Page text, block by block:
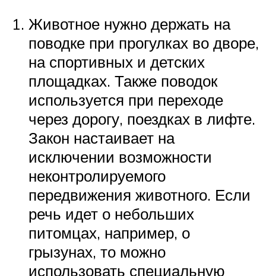
Животное нужно держать на
поводке при прогулках во дворе,
на спортивных и детских
площадках. Также поводок
используется при переходе
через дорогу, поездках в лифте.
Закон настаивает на
исключении возможности
неконтролируемого
передвижения животного. Если
речь идет о небольших
питомцах, например, о
грызунах, то можно
использовать специальную